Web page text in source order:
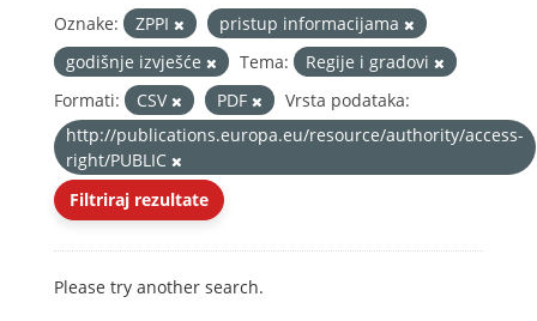
Oznake: ZPPI
pristup informacijama
godišnje izvješće
Tema:
Regije i gradovi
Formati:
CSV PDF
Vrsta podataka:
http://publications.europa.eu/resource/authority/access-
right/PUBLIC
Filtriraj rezultate
Please try another search.